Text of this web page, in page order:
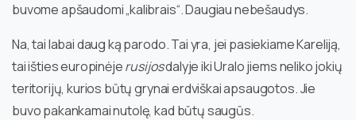
buvome apšaudomi „kalibrais“. Daugiau nebešaudys.
Na, tai labai daug ką parodo. Tai yra, jei pasiekiame Kareliją,
tai išties europinėjerusijosdalyje iki Uralo jiems neliko jokių
teritorijų, kurios būtų grynai erdviškai apsaugotos. Jie
buvo pakankamai nutolę, kad būtų saugūs.